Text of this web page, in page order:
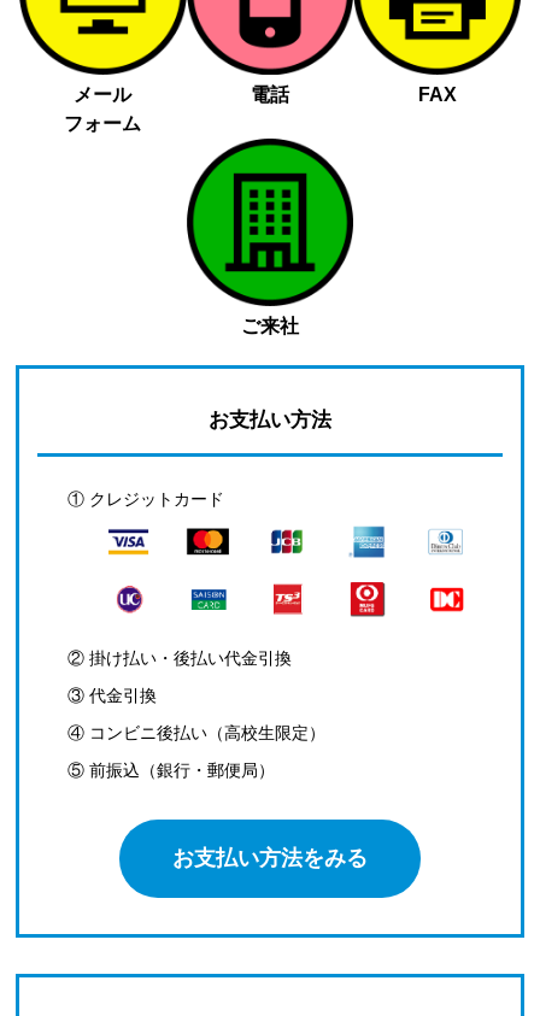
メール
フォーム
電話 FAX
ご来社
お支払い方法
① クレジットカード
② 掛け払い・後払い代金引換
③ 代金引換
④ コンビニ後払い（高校生限定）
⑤ 前振込（銀行・郵便局）
お支払い方法をみる